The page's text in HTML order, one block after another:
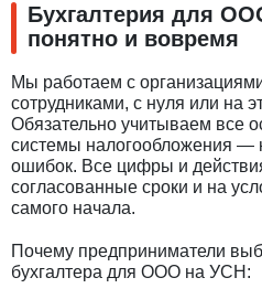
Бухгалтерия для
понятно и вовремя
Мы работаем с
сотрудниками, с нуля или на
Обязательно учитываем все
системы налогообложения —
ошибок. Все цифры и
согласованные сроки и на
самого начала.
Почему предприниматели
бухгалтера для ООО на УСН: